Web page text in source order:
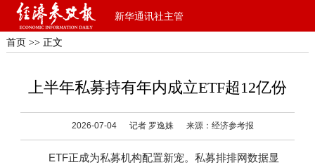
新华通讯社主管
首页 >> 正文
上半年私募持有年内成立ETF超12亿份
2026-07-04 记者 罗逸姝 来源：经济参考报
ETF正成为私募机构配置新宠。私募排排网数据显